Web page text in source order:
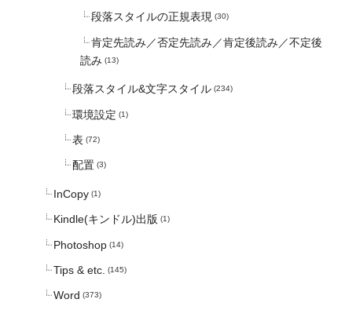
段落スタイルの正規表現 (30)
肯定先読み／否定先読み／肯定後読み／不定後
読み (13)
段落スタイル&文字スタイル (234)
環境設定 (1)
表 (72)
配置 (3)
InCopy (1)
Kindle(キンドル)出版 (1)
Photoshop (14)
Tips & etc. (145)
Word (373)